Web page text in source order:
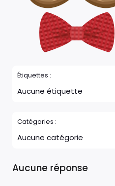
Étiquettes :
Aucune étiquette
Catégories :
Aucune catégorie
Aucune réponse